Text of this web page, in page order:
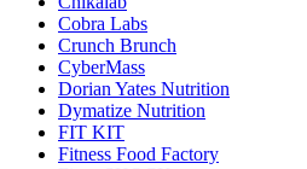
Cobra Labs
Crunch Brunch
CyberMass
Dorian Yates Nutrition
Dymatize Nutrition
FIT KIT
Fitness Food Factory